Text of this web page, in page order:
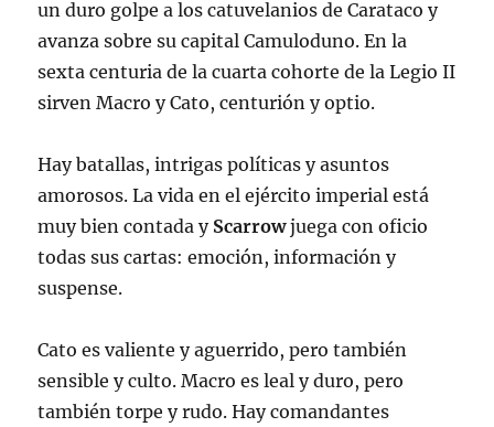
un duro golpe a los catuvelanios de Carataco y
avanza sobre su capital Camuloduno. En la
sexta centuria de la cuarta cohorte de la Legio II
sirven Macro y Cato, centurión y optio.
Hay batallas, intrigas políticas y asuntos
amorosos. La vida en el ejército imperial está
muy bien contada y Scarrowjuega con oficio
todas sus cartas: emoción, información y
suspense.
Cato es valiente y aguerrido, pero también
sensible y culto. Macro es leal y duro, pero
también torpe y rudo. Hay comandantes